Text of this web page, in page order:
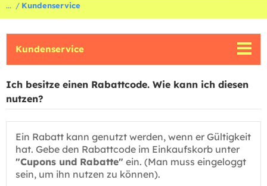
... Kundenservice
Kundenservice
Ich besitze einen Rabattcode. Wie kann ich diesen
nutzen?
Ein Rabatt kann genutzt werden, wenn er Gültigkeit
hat. Gebe den Rabattcode im Einkaufskorb unter
"Cupons und Rabatte" ein. (Man muss eingeloggt
sein, um ihn nutzen zu können).